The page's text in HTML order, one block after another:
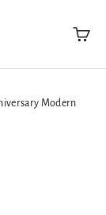
Modern